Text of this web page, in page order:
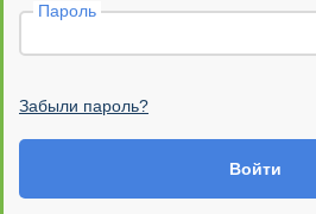
Пароль
Забыли пароль?
Войти